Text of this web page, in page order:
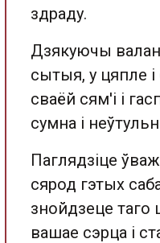
здраду.
Дзякуючы
сытыя, у цяпле
сваёй сям'і і
сумна і
Паглядзіце
сярод гэтых
знойдзеце таго
вашае сэрца і